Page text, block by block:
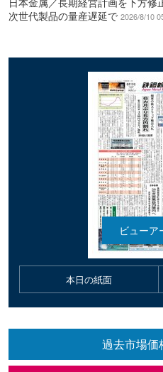
次世代製品の量産遅延で 2026/8/10
本日の紙面
過去市場価